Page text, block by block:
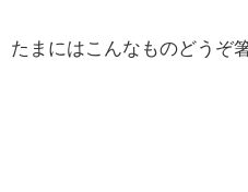
たまにはこんなものどうぞ